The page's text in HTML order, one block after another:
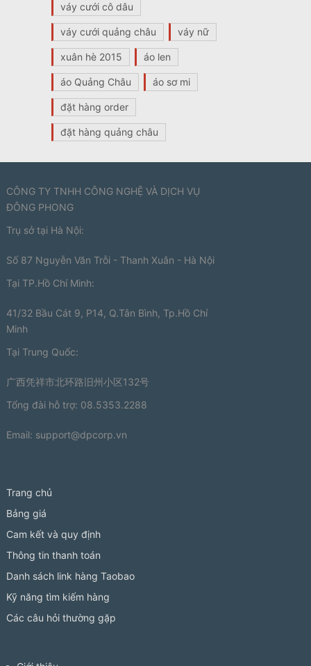
váy cưới cô dâu
váy cưới quảng châu váy nữ
xuân hè 2015 áo len
áo Quảng Châu áo sơ mi
đặt hàng order
đặt hàng quảng châu
CÔNG TY TNHH CÔNG NGHỆ VÀ DỊCH VỤ
ĐÔNG PHONG
Trụ sở tại Hà Nội:
Số 87 Nguyễn Văn Trỗi - Thanh Xuân - Hà Nội
Tại TP.Hồ Chí Minh:
41/32 Bầu Cát 9, P14, Q.Tân Bình, Tp.Hồ Chí
Minh
Tại Trung Quốc:
广西凭祥市北环路旧州小区132号
Tổng đài hỗ trợ: 08.5353.2288
Email: support@dpcorp.vn
Trang chủ
Bảng giá
Cam kết và quy định
Thông tin thanh toán
Danh sách link hàng Taobao
Kỹ năng tìm kiếm hàng
Các câu hỏi thường gặp